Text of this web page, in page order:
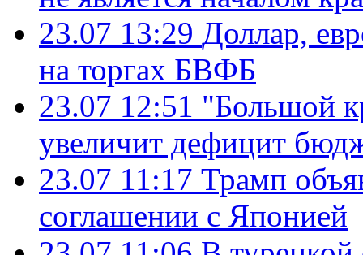
23.07 13:29 Доллар,
на торгах БВФБ
23.07 12:51 "Большой
увеличит дефицит
23.07 11:17 Трамп
соглашении с Японией